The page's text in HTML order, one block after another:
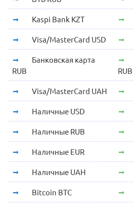
Kaspi Bank KZT
Visa/MasterCard USD
Банковская карта
RUB
RUB
Visa/MasterCard UAH
Наличные USD
Наличные RUB
Наличные EUR
Наличные UAH
Bitcoin BTC